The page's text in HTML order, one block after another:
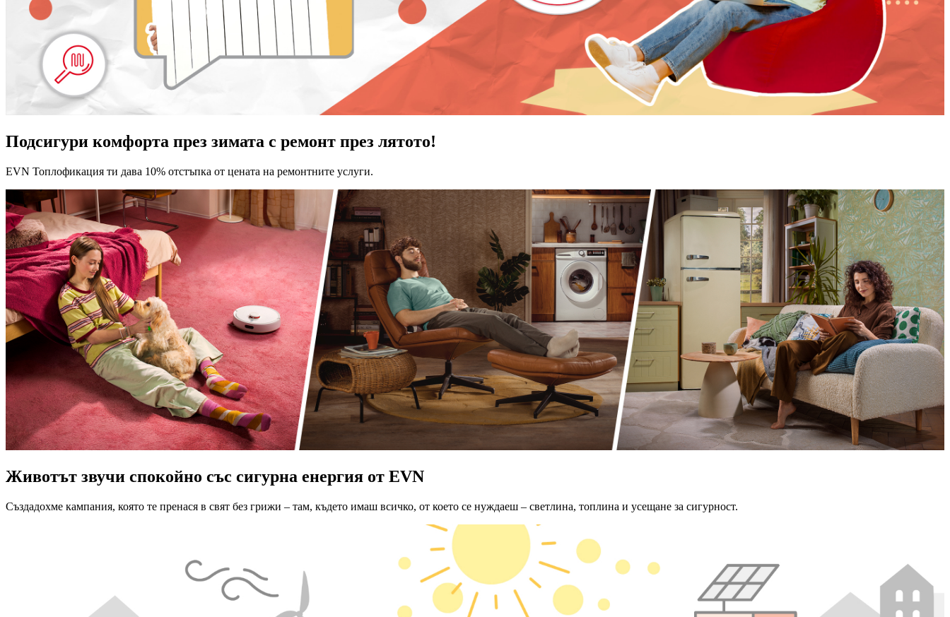
Подсигури комфорта през зимата с ремонт през лятото!
EVN Топлофикация ти дава 10% отстъпка от цената на ремонтните услуги.
Животът звучи спокойно със сигурна енергия от EVN
Създадохме кампания, която те пренася в свят без грижи – там, където имаш всичко, от което се нуждаеш – светлина, топлина и усещане за сигурност.